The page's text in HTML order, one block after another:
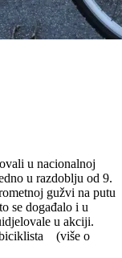
u nacionalnoj
u razdoblju od 9.
gužvi na putu
se događalo i u
u akciji.
biciklista (više o